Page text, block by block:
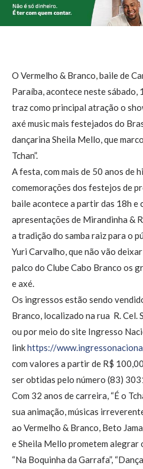
O Vermelho & Branco, baile de
Paraíba, acontece neste sábado,
traz como principal atração o
axé music mais festejados do
dançarina Sheila Mello, que
Tchan”.
A festa, com mais de 50 anos de
comemorações dos festejos de
baile acontece a partir das 18h e
apresentações de Mirandinha &
a tradição do samba raiz para o
Yuri Carvalho, que não vão
palco do Clube Cabo Branco os
e axé.
Os ingressos estão sendo
Branco, localizado na rua R. Cel.
ou por meio do site Ingresso
linkhttps://
com valores a partir de R$
ser obtidas pelo número (83)
Com 32 anos de carreira, “É o
sua animação, músicas
ao Vermelho & Branco, Beto
e Sheila Mello prometem alegrar
“Na Boquinha da Garrafa”,